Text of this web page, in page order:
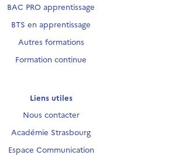
BAC PRO apprentissage
BTS en apprentissage
Autres formations
Formation continue
Liens utiles
Nous contacter
Académie Strasbourg
Espace Communication